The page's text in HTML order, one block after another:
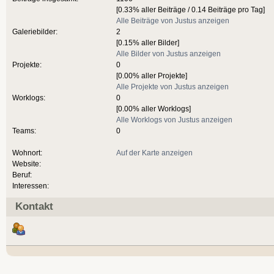
Galeriebilder:
Projekte:
Worklogs:
Teams:
Wohnort:
Website:
Beruf:
Interessen:
[0.33% aller Beiträge / 0.14 Beiträge pro Tag]
Alle Beiträge von Justus anzeigen
2
[0.15% aller Bilder]
Alle Bilder von Justus anzeigen
0
[0.00% aller Projekte]
Alle Projekte von Justus anzeigen
0
[0.00% aller Worklogs]
Alle Worklogs von Justus anzeigen
0
Auf der Karte anzeigen
Kontakt